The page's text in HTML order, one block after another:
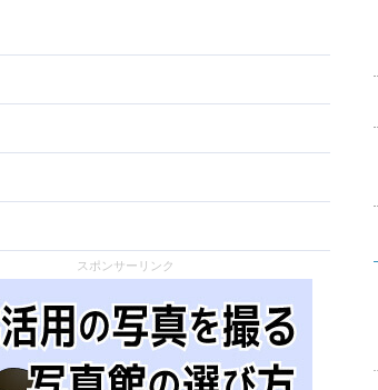
スポンサーリンク